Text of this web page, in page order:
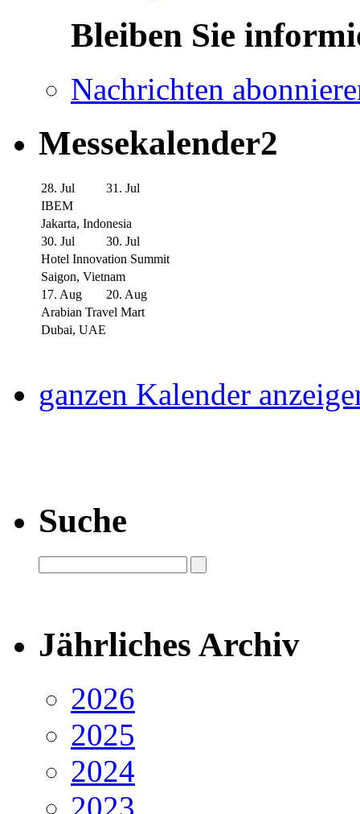
Bleiben Sie
Nachrichten
Messekalender2
28. Jul
31. Jul
IBEM
Jakarta, Indonesia
30. Jul
30. Jul
Hotel Innovation Summit
Saigon, Vietnam
17. Aug
20. Aug
Arabian Travel Mart
Dubai, UAE
ganzen Kalender
Suche
Jährliches Archiv
2026
2025
2024